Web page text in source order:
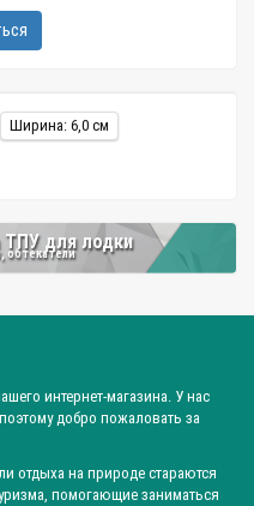
Ширина: 6,0 см
ТПУ для лодки
обтекатели
интернет-магазина. У нас
добро пожаловать за
отдыха на природе стараются
помогающие заниматься